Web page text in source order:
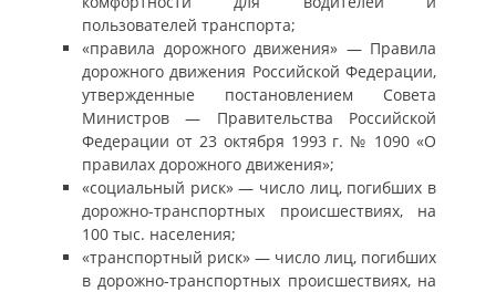
пользователей транспорта;
«правила дорожного движения» — Правила
дорожного движения Российской Федерации,
утвержденные постановлением Совета
Министров — Правительства Российской
Федерации от 23 октября 1993 г. № 1090 «О
правилах дорожного движения»;
«социальный риск» — число лиц, погибших в
дорожно-транспортных происшествиях, на
100 тыс. населения;
«транспортный риск» — число лиц, погибших
в дорожно-транспортных происшествиях, на